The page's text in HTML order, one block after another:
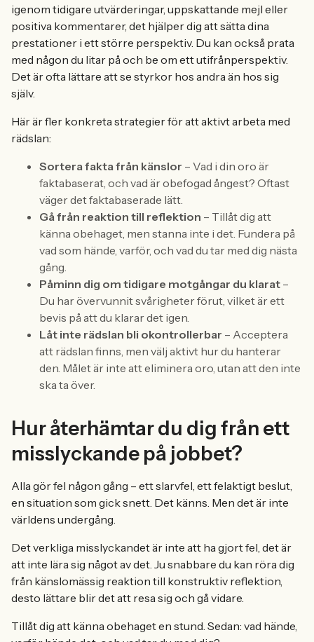
igenom tidigare utvärderingar, uppskattande mejl eller
positiva kommentarer, det hjälper dig att sätta dina
prestationer i ett större perspektiv. Du kan också prata
med någon du litar på och be om ett utifrånperspektiv.
Det är ofta lättare att se styrkor hos andra än hos sig
själv.
Här är fler konkreta strategier för att aktivt arbeta med
rädslan:
Sortera fakta från känslor – Vad i din oro är
faktabaserat, och vad är obefogad ångest? Oftast
väger det faktabaserade lätt.
Gå från reaktion till reflektion – Tillåt dig att
känna obehaget, men stanna inte i det. Fundera på
vad som hände, varför, och vad du tar med dig nästa
gång.
Påminn dig om tidigare motgångar du klarat –
Du har övervunnit svårigheter förut, vilket är ett
bevis på att du klarar det igen.
Låt inte rädslan bli okontrollerbar – Acceptera
att rädslan finns, men välj aktivt hur du hanterar
den. Målet är inte att eliminera oro, utan att den inte
ska ta över.
Hur återhämtar du dig från ett
misslyckande på jobbet?
Alla gör fel någon gång – ett slarvfel, ett felaktigt beslut,
en situation som gick snett. Det känns. Men det är inte
världens undergång.
Det verkliga misslyckandet är inte att ha gjort fel, det är
att inte lära sig något av det. Ju snabbare du kan röra dig
från känslomässig reaktion till konstruktiv reflektion,
desto lättare blir det att resa sig och gå vidare.
Tillåt dig att känna obehaget en stund. Sedan: vad hände,